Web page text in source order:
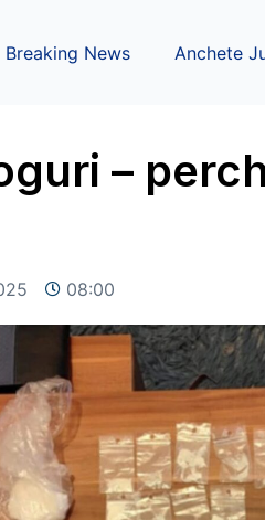
Breaking News Anchete
–
08:00